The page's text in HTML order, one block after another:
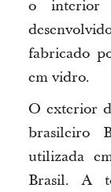
o interior
fabricado
em vidro.
O exterior
brasileiro
utilizada
Brasil. A